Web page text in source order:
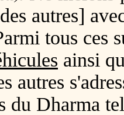
autres]
tous ces
ainsi
autres
du Dharma